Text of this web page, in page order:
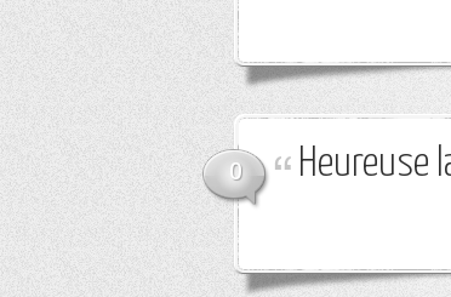
0 Heureuse